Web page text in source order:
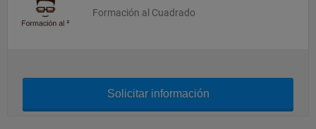
Formación al Cuadrado
Solicitar información